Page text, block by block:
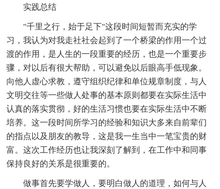
实践总结
"千里之行，始于足下"这段时间短暂而充实的学
习，我认为对我走社社会起到了一个桥梁的作用一个过
渡的作用，是人生的一段重要的经历，也是一个重要步
骤，对以后有很大帮助，可以避免以后眼高手低现象。
向他人虚心求教，遵守组织纪律和单位规章制度，与人
文明交往等一些做人处事的基本原则都要在实际生活中
认真的落实贯彻，好的生活习惯也要在实际生活中不断
培养。这一段时间所学习的经验和知识大多来自前辈们
的指点以及朋友的教导，这是我一生当中一笔宝贵的财
富。这次工作经历也让我深刻了解到，在工作中和同事
保持良好的关系是很重要的。
做事首先要学做人，要明白做人的道理，如何与人